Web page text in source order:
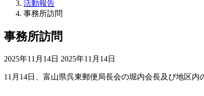
活動報告
事務所訪問
事務所訪問
2025年11月14日 最
更
2025年11月14日
11月14日、富山県呉東郵便局長会の堀内会長及び地区